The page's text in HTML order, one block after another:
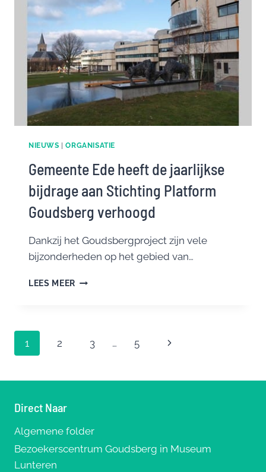
NIEUWS |ORGANISATIE
Gemeente Ede heeft de jaarlijkse
bijdrage aan Stichting Platform
Goudsberg verhoogd
Dankzij het Goudsbergproject zijn vele
bijzonderheden op het gebied van…
LEES MEER GEMEENTE
BIJDRAGE
PLATFORM
Paginanavigatie
1 2 3 … 5
Volgende
Direct Naar
Algemene folder
Bezoekerscentrum Goudsberg in Museum
Lunteren